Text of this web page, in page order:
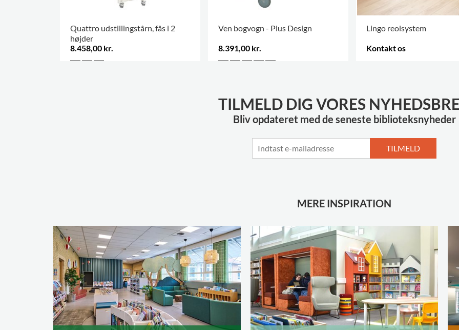
Quattro udstillingstårn, fås i 2
højder
8.458,00 kr.
Ven bogvogn - Plus Design
8.391,00 kr.
Lingo reolsystem
Kontakt os
TILMELD DIG VORES
Bliv opdateret med de seneste biblioteksnyheder
TILMELD
MERE INSPIRATION